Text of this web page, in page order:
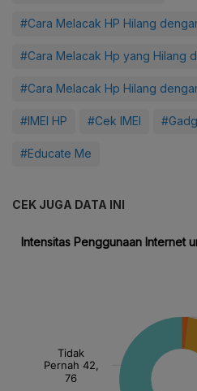
#Cara Melacak HP Hilang
#Cara Melacak Hp yang Hilang
#Cara Melacak Hp Hilang
#IMEI HP #Cek IMEI
#Educate Me
CEK JUGA DATA INI